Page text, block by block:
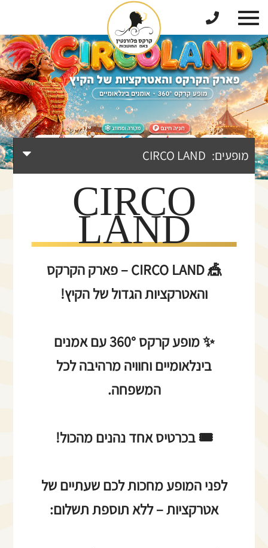
דלג לסרגל הניווט
דלג לתוכן
מופעים: CIRCO LAND
CIRCO
LAND
🎪 CIRCO LAND – פארק הקרקס
והאטרקציות הגדול של הקיץ!
✨ מופע קרקס 360° עם אמנים
בינלאומיים וחוויה מרהיבה לכל
המשפחה.
🎟️ בכרטיס אחד נהנים מהכול!
לפני המופע מחכות לכם שעתיים של
אטרקציות – ללא תוספת תשלום: